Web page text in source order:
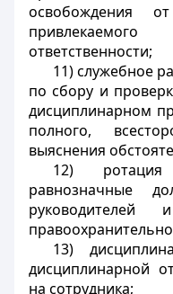
освобождения
ответственности;
11) служебное
по сбору и
дисциплинарном
полного,
выяснения
12)
равнозначные
13)
дисциплинарной
на сотрудника;